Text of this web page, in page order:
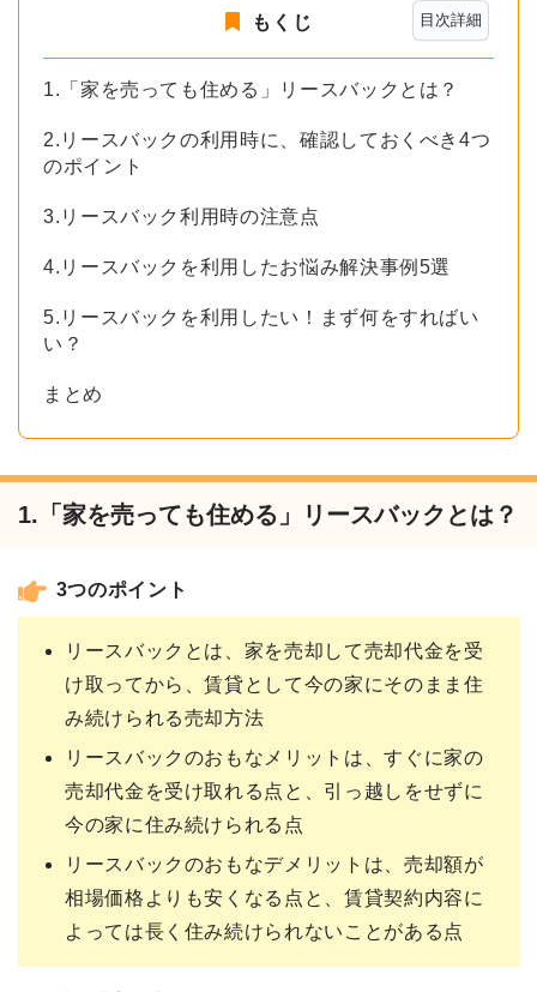
目次詳細
もくじ
1.「家を売っても住める」リースバックとは？
2.リースバックの利用時に、確認しておくべき4つ
のポイント
3.リースバック利用時の注意点
4.リースバックを利用したお悩み解決事例5選
5.リースバックを利用したい！まず何をすればい
い？
まとめ
1.「家を売っても住める」リースバックとは？
3つのポイント
リースバックとは、家を売却して売却代金を受
け取ってから、賃貸として今の家にそのまま住
み続けられる売却方法
リースバックのおもなメリットは、すぐに家の
売却代金を受け取れる点と、引っ越しをせずに
今の家に住み続けられる点
リースバックのおもなデメリットは、売却額が
相場価格よりも安くなる点と、賃貸契約内容に
よっては長く住み続けられないことがある点